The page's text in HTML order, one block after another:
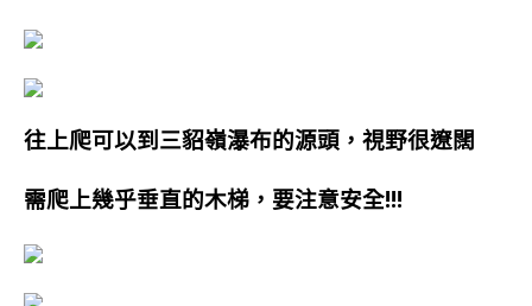
往上爬可以到三貂嶺瀑布的源頭，視野很遼闊
需爬上幾乎垂直的木梯，要注意安全!!!